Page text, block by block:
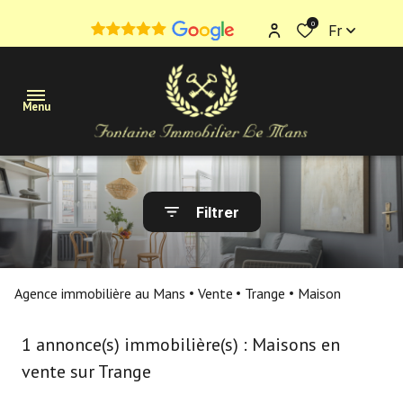
0 Fr
Menu
Maisons
Appartements
professionnel
Estimation
Filtrer
Agence immobilière au Mans Vente Trange Maison
1 annonce(s) immobilière(s) : Maisons en
vente sur Trange